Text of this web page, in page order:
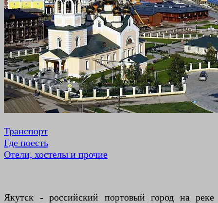
Транспорт
Где поесть
Отели, хостелы и прочие
Якутск - российский портовый город на реке